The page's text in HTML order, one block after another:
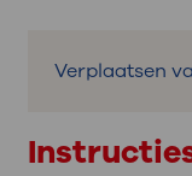
Verplaatsen